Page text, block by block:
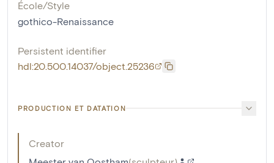
École/Style
gothico-Renaissance
Persistent identifier
hdl:20.500.14037/object.25236
PRODUCTION ET DATATION
Creator